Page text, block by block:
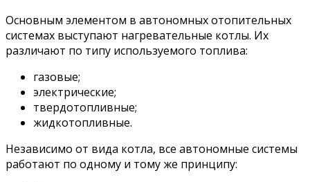
Основным элементом в автономных отопительных
системах выступают нагревательные котлы. Их
различают по типу используемого топлива:
газовые;
электрические;
твердотопливные;
жидкотопливные.
Независимо от вида котла, все автономные системы
работают по одному и тому же принципу: